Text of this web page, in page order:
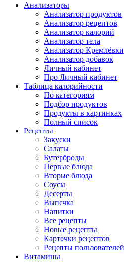
Анализаторы
Анализатор продуктов
Анализатор рецептов
Анализатор калорий
Анализатор тела
Анализатор Кремлёвки
Анализатор добавок
Личный кабинет
Про Личный кабинет
Таблица калорийности
По категориям
Подбор продуктов
Продукты в картинках
Полный список
Рецепты
Закуски
Салаты
Бутерброды
Первые блюда
Вторые блюда
Соусы
Десерты
Выпечка
Напитки
Все рецепты
Новые рецепты
Карточки рецептов
Рецепты пользователей
Витамины